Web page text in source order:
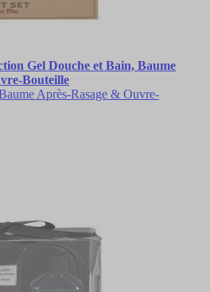
Gel Douche et Bain, Baume
Bouteille
Après-Rasage & Ouvre-